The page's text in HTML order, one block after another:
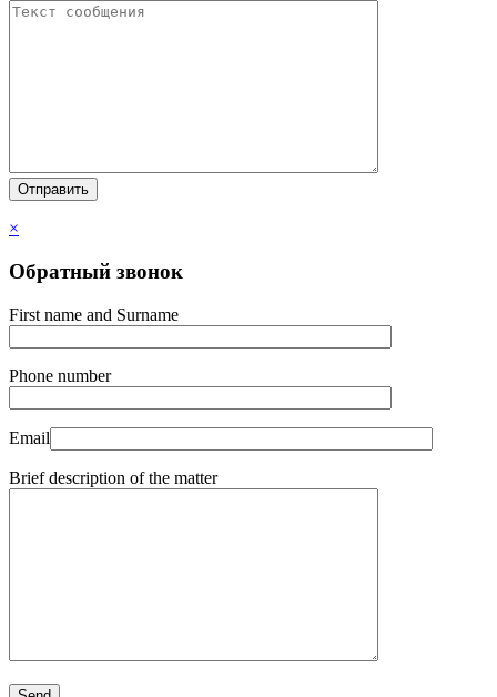
×
Обратный звонок
First name and Surname
Phone number
Email
Brief description of the matter